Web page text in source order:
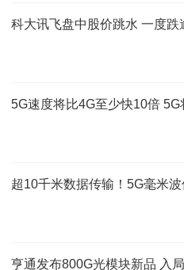
科大讯飞盘中股价跳水 一度跌
5G速度将比4G至少快10倍 5G
超10千米数据传输！5G毫米
亨通发布800G光模块新品 入